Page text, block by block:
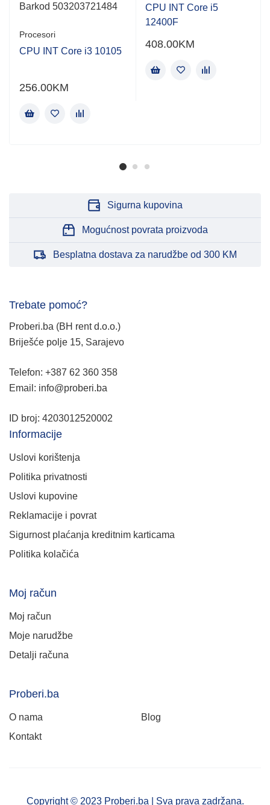
Barkod 503203721484
Procesori
CPU INT Core i3 10105
256.00KM
CPU INT Core i5
12400F
408.00KM
Sigurna kupovina
Mogućnost povrata proizvoda
Besplatna dostava za narudžbe od 300 KM
Trebate pomoć?
Proberi.ba (BH rent d.o.o.)
Briješće polje 15, Sarajevo
Telefon: +387 62 360 358
Email: info@proberi.ba
ID broj: 4203012520002
Informacije
Uslovi korištenja
Politika privatnosti
Uslovi kupovine
Reklamacije i povrat
Sigurnost plaćanja kreditnim karticama
Politika kolačića
Moj račun
Moj račun
Moje narudžbe
Detalji računa
Proberi.ba
O nama
Blog
Kontakt
Copyright © 2023 Proberi.ba | Sva prava zadržana.